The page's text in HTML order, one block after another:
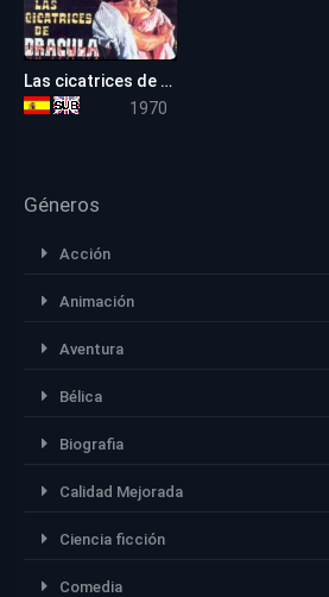
Las cicatrices de Drácula
1970
Géneros
Acción
Animación
Aventura
Bélica
Biografia
Calidad Mejorada
Ciencia ficción
Comedia